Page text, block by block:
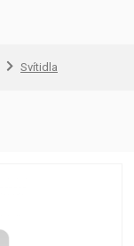
Svítidla